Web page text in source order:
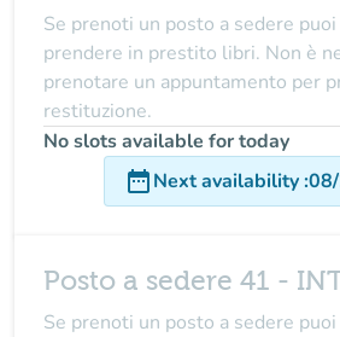
Se prenoti un posto a sedere
prendere in prestito libri. Non è
prenotare un appuntamento per
restituzione.
No slots available for today
date_rangeNext availability:
Posto a sedere 41 -
Se prenoti un posto a sedere